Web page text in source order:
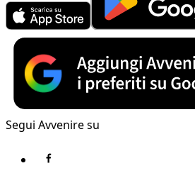
Segui Avvenire su